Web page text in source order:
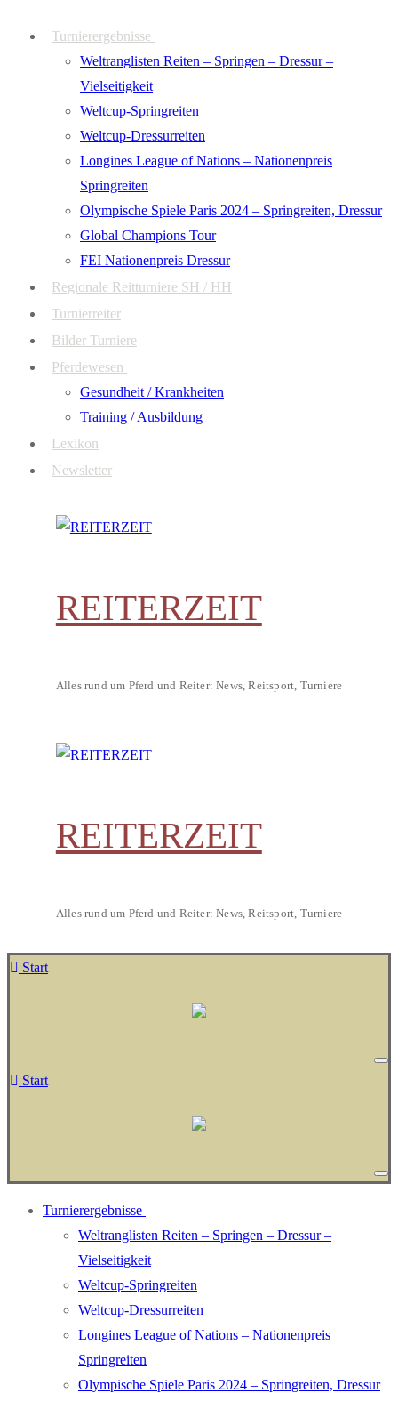
Turnierergebnisse
Weltranglisten Reiten – Springen – Dressur –
Vielseitigkeit
Weltcup-Springreiten
Weltcup-Dressurreiten
Longines League of Nations – Nationenpreis
Springreiten
Olympische Spiele Paris 2024 – Springreiten, Dressur
Global Champions Tour
FEI Nationenpreis Dressur
Regionale Reitturniere SH / HH
Turnierreiter
Bilder Turniere
Pferdewesen
Gesundheit / Krankheiten
Training / Ausbildung
Lexikon
Newsletter
REITERZEIT
Alles rund um Pferd und Reiter: News, Reitsport, Turniere
REITERZEIT
Alles rund um Pferd und Reiter: News, Reitsport, Turniere
Start
Start
Turnierergebnisse
Weltranglisten Reiten – Springen – Dressur –
Vielseitigkeit
Weltcup-Springreiten
Weltcup-Dressurreiten
Longines League of Nations – Nationenpreis
Springreiten
Olympische Spiele Paris 2024 – Springreiten, Dressur